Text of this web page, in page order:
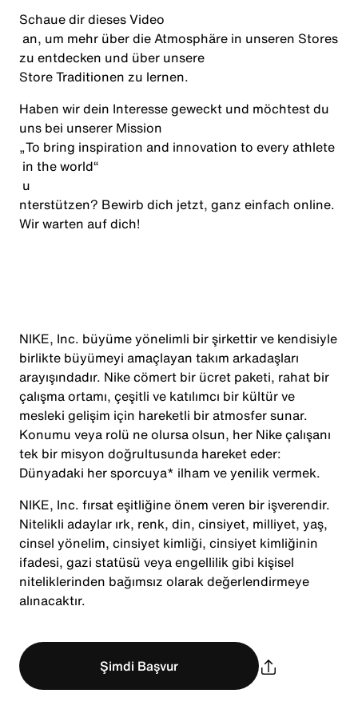
Schaue dir diesesVideo
an, um mehr über die Atmosphäre in unseren Stores
zu entdecken und über unsere
Store Traditionen zu lernen.
Haben wir dein Interesse geweckt und möchtest du
uns bei unserer Mission
„To bring inspiration and innovation to every athlete
in theworld“
u
nterstützen? Bewirb dich jetzt, ganz einfach online.
Wir warten auf dich!
NIKE, Inc. büyüme yönelimli bir şirkettir ve kendisiyle
birlikte büyümeyi amaçlayan takım arkadaşları
arayışındadır. Nike cömert bir ücret paketi, rahat bir
çalışma ortamı, çeşitli ve katılımcı bir kültür ve
mesleki gelişim için hareketli bir atmosfer sunar.
Konumu veya rolü ne olursa olsun, her Nike çalışanı
tek bir misyon doğrultusunda hareket eder:
Dünyadaki her sporcuya* ilham ve yenilik vermek.
NIKE, Inc. fırsat eşitliğine önem veren bir işverendir.
Nitelikli adaylar ırk, renk, din, cinsiyet, milliyet, yaş,
cinsel yönelim, cinsiyet kimliği, cinsiyet kimliğinin
ifadesi, gazi statüsü veya engellilik gibi kişisel
niteliklerinden bağımsız olarak değerlendirmeye
alınacaktır.
Şimdi Başvur